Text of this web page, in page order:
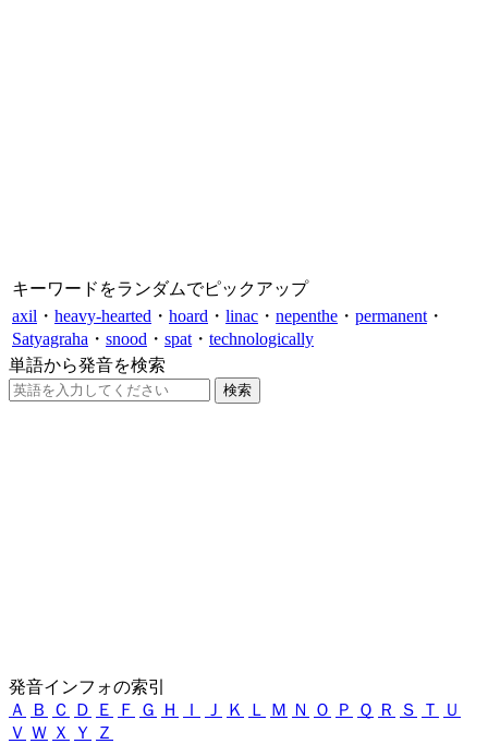
キーワードをランダムでピックアップ
axil ・ heavy-hearted ・ hoard ・ linac ・ nepenthe ・ permanent ・
Satyagraha ・ snood ・ spat ・ technologically
単語から発音を検索
発音インフォの索引
Ａ
Ｂ Ｃ Ｄ Ｅ Ｆ Ｇ Ｈ Ｉ Ｊ Ｋ Ｌ Ｍ Ｎ Ｏ Ｐ Ｑ Ｒ Ｓ Ｔ
Ｕ
Ｖ Ｗ Ｘ Ｙ Ｚ